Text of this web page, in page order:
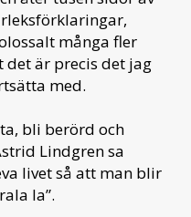
många fler
det är precis det jag
med.
bli berörd och
Lindgren sa
livet så att man blir
la”.